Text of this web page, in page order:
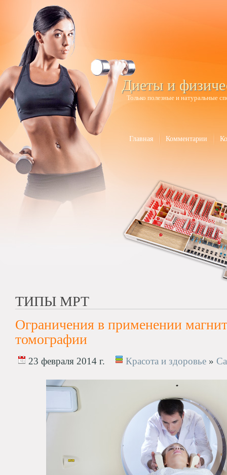
Диеты и
Только полезные и натуральные
Главная Комментарии
ТИПЫ МРТ
Ограничения в применении
томографии
23 февраля 2014 г. Красота и здоровье »